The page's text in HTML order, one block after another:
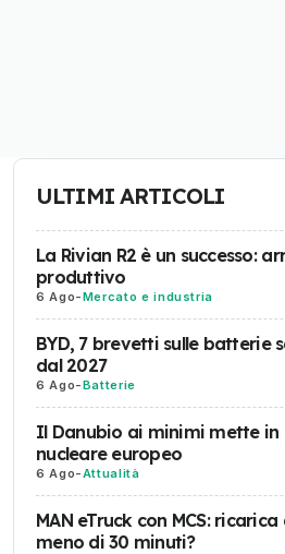
ULTIMI ARTICOLI
La Rivian R2 è un successo:
produttivo
6 Ago-Mercato e industria
BYD, 7 brevetti sulle batterie
dal 2027
6 Ago-Batterie
Il Danubio ai minimi mette in
nucleare europeo
6 Ago-Attualità
MAN eTruck con MCS:
meno di 30 minuti?